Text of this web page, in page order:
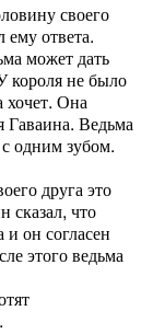
своего
ему ответа.
может дать
короля не было
хочет. Она
Гаваина. Ведьма
одним зубом.
друга это
сказал, что
он согласен
этого ведьма